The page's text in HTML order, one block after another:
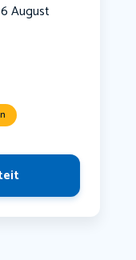
August